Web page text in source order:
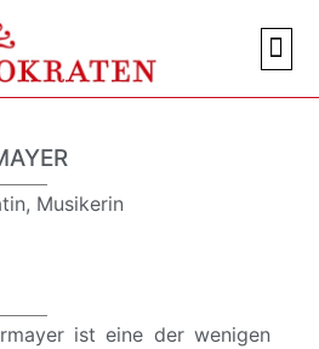
Musikerin
ist eine der wenigen